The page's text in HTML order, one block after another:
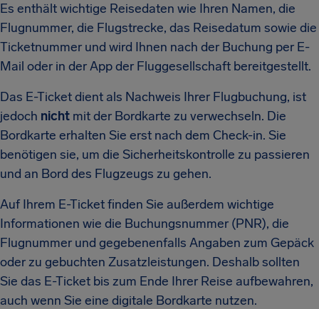
Es enthält wichtige Reisedaten wie Ihren Namen, die
Flugnummer, die Flugstrecke, das Reisedatum sowie die
Ticketnummer und wird Ihnen nach der Buchung per E-
Mail oder in der App der Fluggesellschaft bereitgestellt.
Das E-Ticket dient als Nachweis Ihrer Flugbuchung, ist
jedoch nicht mit der Bordkarte zu verwechseln. Die
Bordkarte erhalten Sie erst nach dem Check-in. Sie
benötigen sie, um die Sicherheitskontrolle zu passieren
und an Bord des Flugzeugs zu gehen.
Auf Ihrem E-Ticket finden Sie außerdem wichtige
Informationen wie die Buchungsnummer (PNR), die
Flugnummer und gegebenenfalls Angaben zum Gepäck
oder zu gebuchten Zusatzleistungen. Deshalb sollten
Sie das E-Ticket bis zum Ende Ihrer Reise aufbewahren,
auch wenn Sie eine digitale Bordkarte nutzen.